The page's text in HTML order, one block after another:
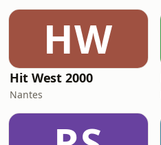
HW
Hit West 2000
Nantes